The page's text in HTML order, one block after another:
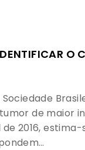
O
de maior
2016, estima-